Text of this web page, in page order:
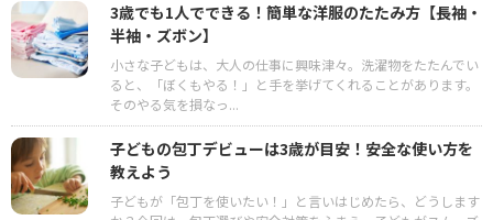
3歳でも1人でできる！簡単な洋服のたたみ方【長袖・
半袖・ズボン】
小さな子どもは、大人の仕事に興味津々。洗濯物をたたんでい
ると、「ぼくもやる！」と手を挙げてくれることがあります。
そのやる気を損なっ...
子どもの包丁デビューは3歳が目安！安全な使い方を
教えよう
子どもが「包丁を使いたい！」と言いはじめたら、どうします